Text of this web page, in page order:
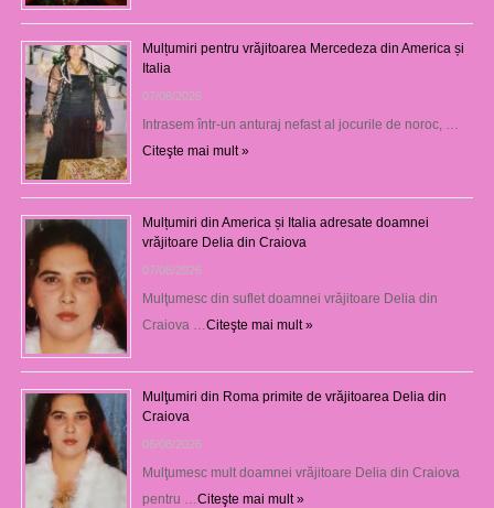
Mulțumiri pentru vrăjitoarea Mercedeza din America și
Italia
07/08/2026
Intrasem într-un anturaj nefast al jocurile de noroc, …
Citeşte mai mult »
Mulțumiri din America și Italia adresate doamnei
vrăjitoare Delia din Craiova
07/08/2026
Mulţumesc din suflet doamnei vrăjitoare Delia din
Craiova … Citeşte mai mult »
Mulţumiri din Roma primite de vrăjitoarea Delia din
Craiova
06/08/2026
Mulţumesc mult doamnei vrăjitoare Delia din Craiova
pentru … Citeşte mai mult »